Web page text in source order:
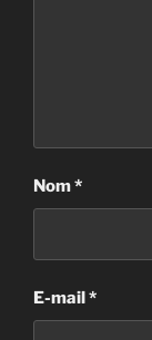
Nom*
E-mail *